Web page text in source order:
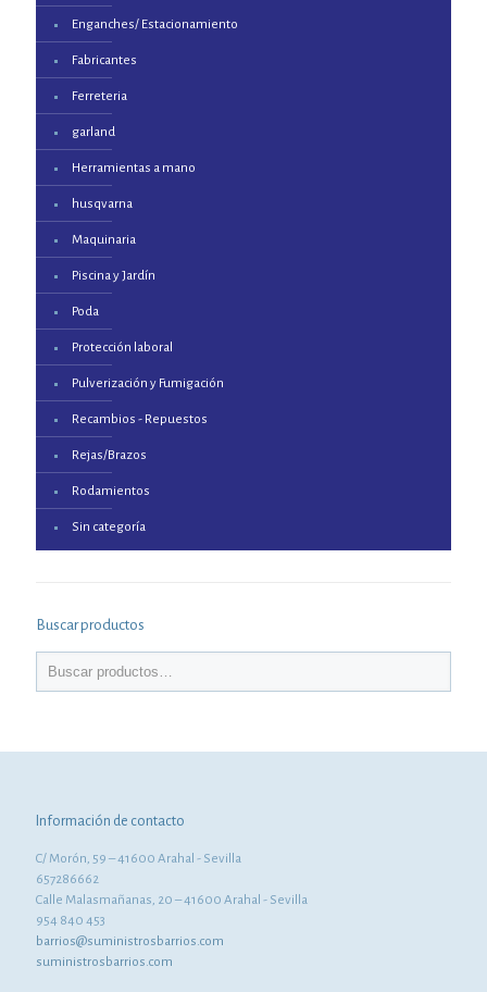
Enganches/ Estacionamiento
Fabricantes
Ferreteria
garland
Herramientas a mano
husqvarna
Maquinaria
Piscina y Jardín
Poda
Protección laboral
Pulverización y Fumigación
Recambios - Repuestos
Rejas/Brazos
Rodamientos
Sin categoría
Buscar productos
Información de contacto
C/ Morón, 59 – 41600 Arahal - Sevilla
657286662
Calle Malasmañanas, 20 – 41600 Arahal - Sevilla
954 840 453
barrios@suministrosbarrios.com
suministrosbarrios.com